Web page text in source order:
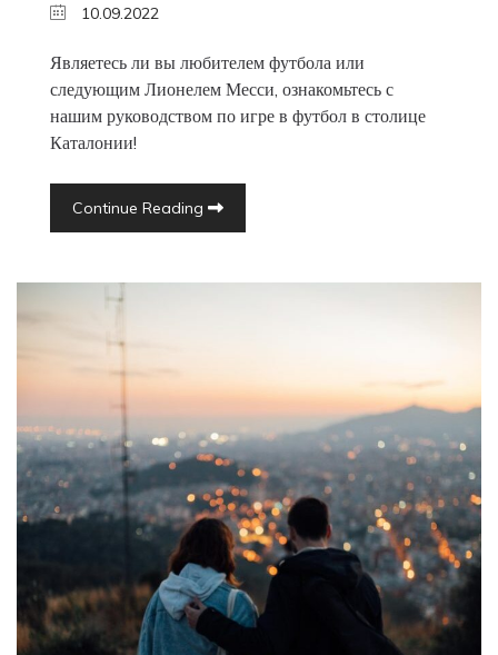
10.09.2022
Являетесь ли вы любителем футбола или
следующим Лионелем Месси, ознакомьтесь с
нашим руководством по игре в футбол в столице
Каталонии!
Continue Reading